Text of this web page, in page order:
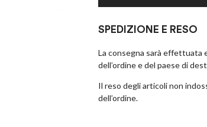
SPEDIZIONE E RESO
La consegna sarà effettuata
dell’ordine e del paese di
Il reso degli articoli non
dell’ordine.
Iscriviti alla newsletter,
sul tuo prossimo acquisto!